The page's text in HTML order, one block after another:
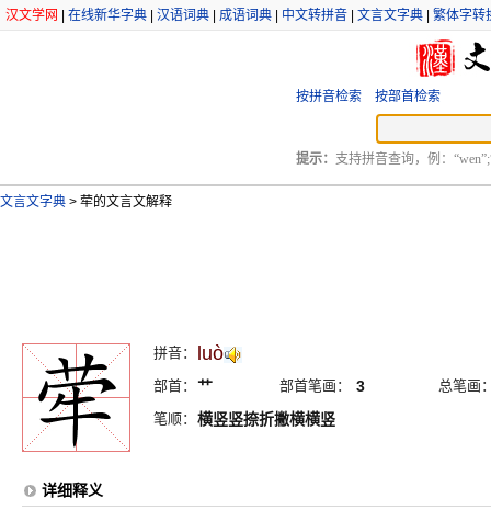
汉文学网 在线新华字典 汉语词典 成语词典 中文转拼音 文言文字典 繁体字转
按拼音检索 按部首检索
提示： 支持拼音查询，例：
文言文字典 > 荦的文言文解释
拼音： luò
部首： 艹 部首笔画： 3
总笔画
笔顺： 横竖竖捺折撇横横竖
详细释义